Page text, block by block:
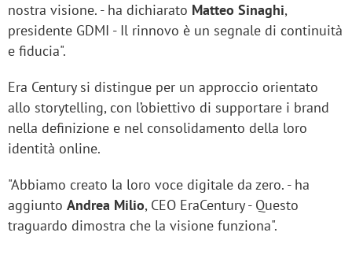
nostra visione. - ha dichiarato Matteo Sinaghi,
presidente GDMI - Il rinnovo è un segnale di continuità
e fiducia".
Era Century si distingue per un approccio orientato
allo storytelling, con l’obiettivo di supportare i brand
nella definizione e nel consolidamento della loro
identità online.
"Abbiamo creato la loro voce digitale da zero. - ha
aggiunto Andrea Milio, CEO EraCentury - Questo
traguardo dimostra che la visione funziona".